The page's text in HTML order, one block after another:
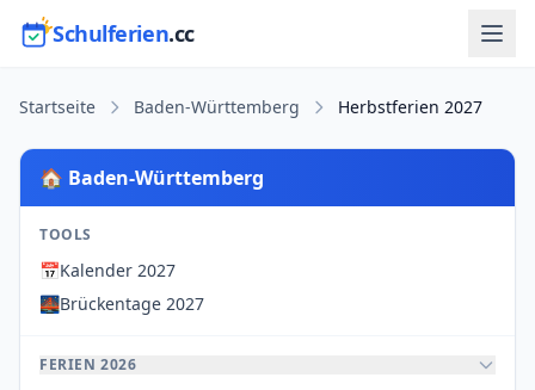
Schulferien.cc
Startseite Baden-Württemberg Herbstferien 2027
🏠 Baden-Württemberg
TOOLS
📅Kalender 2027
🌉Brückentage 2027
FERIEN 2026